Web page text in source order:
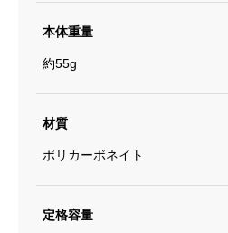
本体重量
約55g
材質
ポリカーボネイト
定格容量